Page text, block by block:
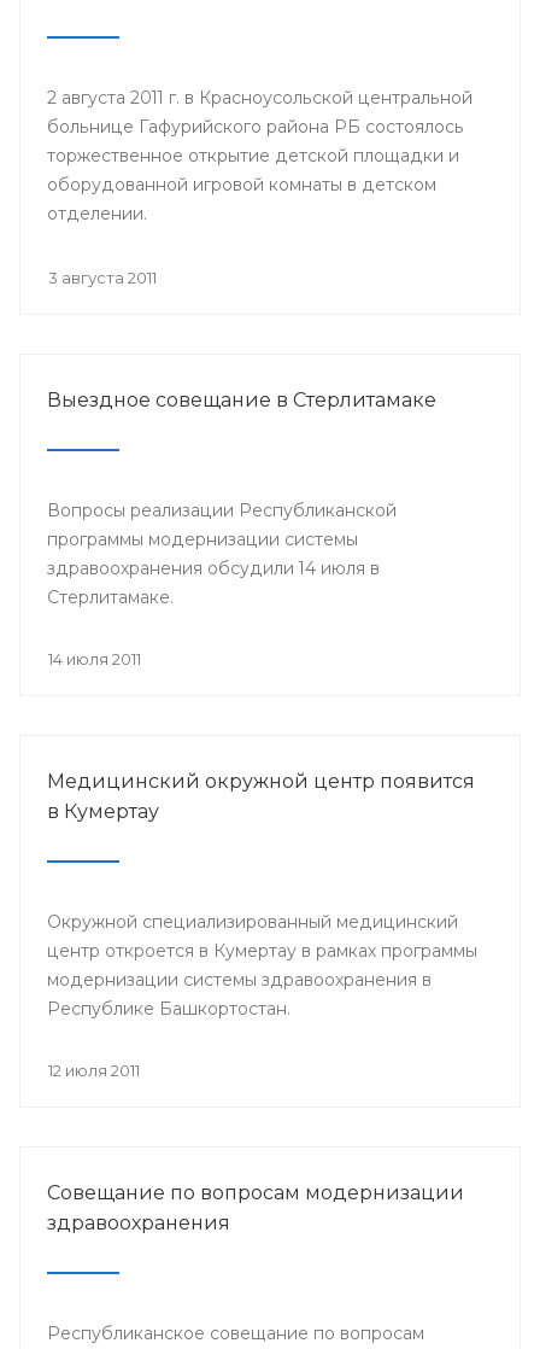
2 августа 2011 г. в Красноусольской центральной
больнице Гафурийского района РБ состоялось
торжественное открытие детской площадки и
оборудованной игровой комнаты в детском
отделении.
3 августа 2011
Выездное совещание в Стерлитамаке
Вопросы реализации Республиканской
программы модернизации системы
здравоохранения обсудили 14 июля в
Стерлитамаке.
14 июля 2011
Медицинский окружной центр появится
в Кумертау
Окружной специализированный медицинский
центр откроется в Кумертау в рамках программы
модернизации системы здравоохранения в
Республике Башкортостан.
12 июля 2011
Совещание по вопросам модернизации
здравоохранения
Республиканское совещание по вопросам